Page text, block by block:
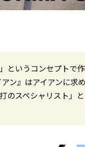
というコンセプトで
ン』はアイアンに求
のスペシャリスト」